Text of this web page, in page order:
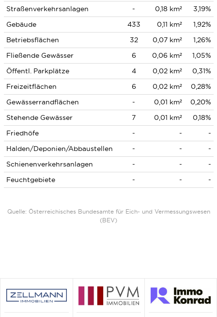
Straßenverkehrsanlagen - 0,18 km²
3,19%
Gebäude
433 0,11 km²
1,92%
Betriebsflächen
32 0,07 km²
1,26%
Fließende Gewässer
6 0,06 km²
1,05%
Öffentl. Parkplätze
4 0,02 km²
0,31%
Freizeitflächen
6 0,02 km²
0,28%
Gewässerrandflächen
- 0,01 km²
0,20%
Stehende Gewässer
7 0,01 km²
0,18%
Friedhöfe
- -
-
Halden/Deponien/Abbaustellen
- -
-
Schienenverkehrsanlagen
- -
-
Feuchtgebiete
- - -
Quelle: Österreichisches Bundesamte für Eich- und Vermessungswesen
(BEV)